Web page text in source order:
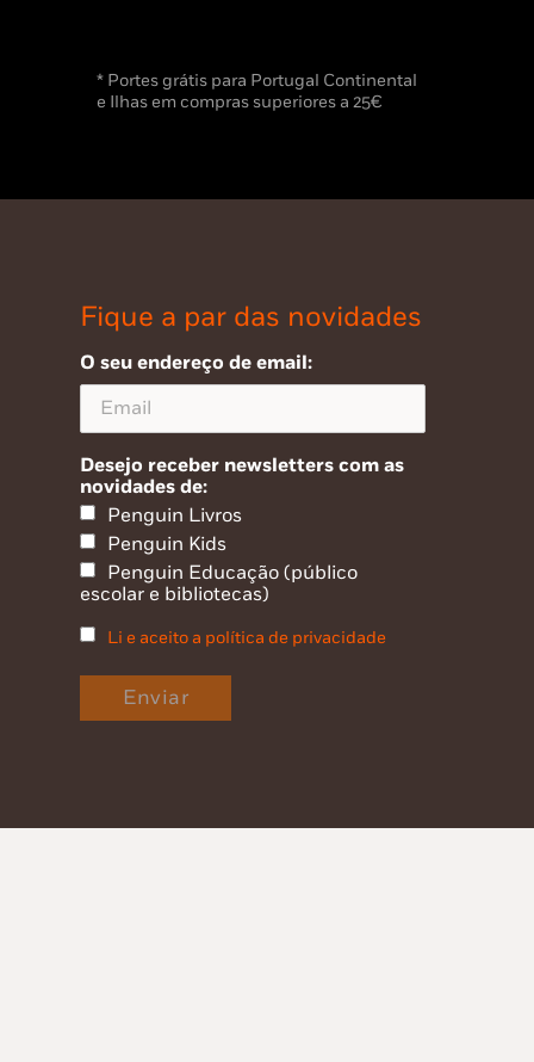
* Portes grátis para Portugal Continental
e Ilhas em compras superiores a 25€
Fique a par das novidades
O seu endereço de email:
Desejo receber newsletters com as
novidades de:
Penguin Livros
Penguin Kids
Penguin Educação (público
escolar e bibliotecas)
Li e aceito a política de privacidade